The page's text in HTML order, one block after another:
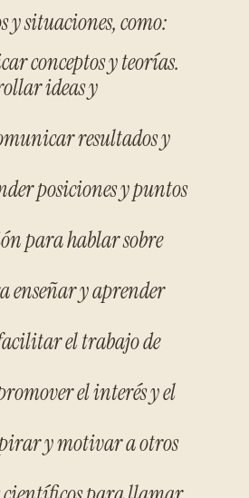
y situaciones, como:
conceptos y teorías.
ideas y
resultados y
posiciones y puntos
para hablar sobre
enseñar y aprender
el trabajo de
el interés y el
y motivar a otros